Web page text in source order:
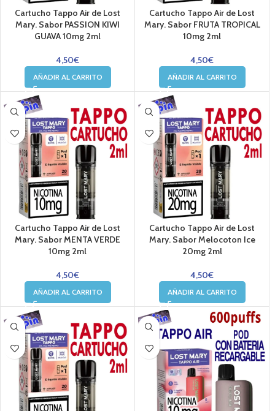
Cartucho Tappo Air de Lost
Mary. Sabor PASSION KIWI
GUAVA 10mg 2ml
4,50€
AÑADIR AL CARRITO
Cartucho Tappo Air de Lost
Mary. Sabor FRUTA TROPICAL
10mg 2ml
4,50€
AÑADIR AL CARRITO
Cartucho Tappo Air de Lost
Mary. Sabor MENTA VERDE
10mg 2ml
4,50€
AÑADIR AL CARRITO
Cartucho Tappo Air de Lost
Mary. Sabor Melocoton Ice
20mg 2ml
4,50€
AÑADIR AL CARRITO